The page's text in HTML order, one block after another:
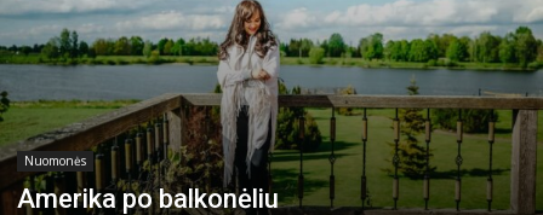
Nuomonės
Amerika po balkonėliu